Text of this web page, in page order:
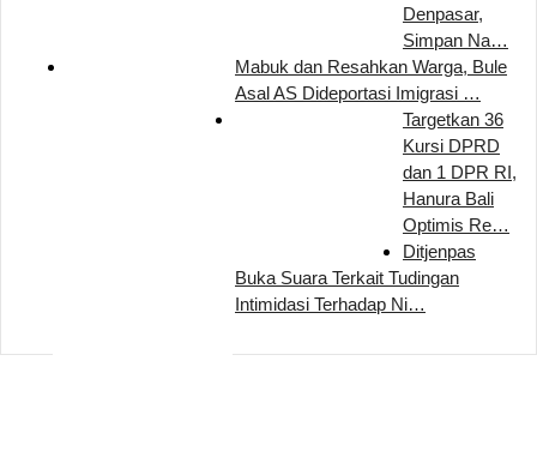
Denpasar,
Simpan Na…
Mabuk dan Resahkan Warga, Bule
Asal AS Dideportasi Imigrasi …
Targetkan 36
Kursi DPRD
dan 1 DPR RI,
Hanura Bali
Optimis Re…
Ditjenpas
Buka Suara Terkait Tudingan
Intimidasi Terhadap Ni…